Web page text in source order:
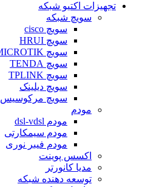
تجهیزات اکتیو شبکه
سویچ شبکه
سویچ cisco
سویچ HRUI
سویچ MICROTIK
سویچ TENDA
سویچ TPLINK
سویچ دیلینک
سویچ مرکوسیس
مودم
مودم dsl-vdsl
مودم سیمکارتی
مودم فیبر نوری
اکسس پوینت
مدیا کانورتر
توسعه دهنده شبکه